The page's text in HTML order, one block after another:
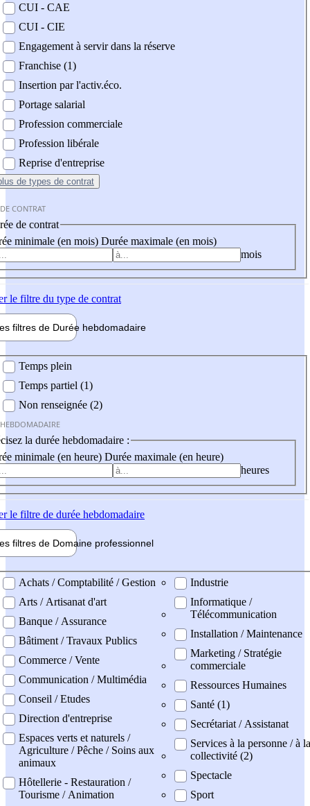
CUI - CAE
CUI - CIE
Engagement à servir dans la réserve
Franchise (1)
Insertion par l'activ.éco.
Portage salarial
Profession commerciale
Profession libérale
Reprise d'entreprise
de types de contrat
CONTRAT
de contrat
minimale (en mois) Durée maximale (en mois)
mois
le filtre du type de contrat
filtres de Durée hebdomadaire
Temps plein
Temps partiel (1)
Non renseignée (2)
la durée hebdomadaire :
minimale (en heure) Durée maximale (en heure)
heures
le filtre de durée hebdomadaire
filtres de Domaine professionnel
professionel
Achats / Comptabilité / Gestion
Arts / Artisanat d'art
Banque / Assurance
Bâtiment / Travaux Publics
Commerce / Vente
Communication / Multimédia
Conseil / Etudes
Direction d'entreprise
Espaces verts et naturels /
Agriculture / Pêche / Soins aux
animaux
Hôtellerie - Restauration /
Tourisme / Animation
Industrie
Informatique /
Télécommunication
Installation / Maintenance
Marketing / Stratégie
commerciale
Ressources Humaines
Santé (1)
Secrétariat / Assistanat
Services à la personne / à la
collectivité (2)
Spectacle
Sport